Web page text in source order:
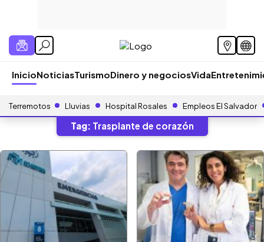
InicioNoticiasTurismoDinero y negociosVida
Terremotos Lluvias Hospital Rosales Empleos El Salvador
Tag: Trasplante de corazón